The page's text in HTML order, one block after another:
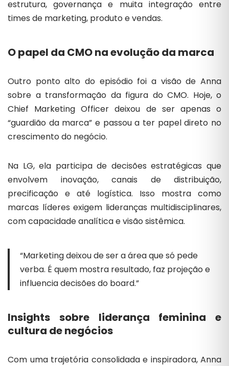
estrutura, governança e muita integração entre
times de marketing, produto e vendas.
O papel da CMO na evolução da marca
Outro ponto alto do episódio foi a visão de Anna
sobre a transformação da figura do CMO. Hoje, o
Chief Marketing Officer deixou de ser apenas o
“guardião da marca” e passou a ter papel direto no
crescimento do negócio.
Na LG, ela participa de decisões estratégicas que
envolvem inovação, canais de distribuição,
precificação e até logística. Isso mostra como
marcas líderes exigem lideranças multidisciplinares,
com capacidade analítica e visão sistêmica.
“Marketing deixou de ser a área que só pede
verba. É quem mostra resultado, faz projeção e
influencia decisões do board.”
Insights sobre liderança feminina e
cultura de negócios
Com uma trajetória consolidada e inspiradora, Anna